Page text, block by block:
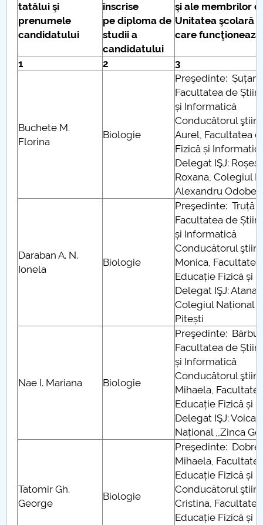
tatălui şi
prenumele
candidatului
înscrise
pe diploma de
studii a
candidatului
şi ale membrilor
Unitatea şcolară
care
1 2 3
Buchete M.
Florina
Biologie
Preşedinte: Șuțan
Facultatea de
și Informatică
Conducătorul
Aurel, Facultatea
Fizică și
Delegat IŞJ:
Roxana, Colegiul
Alexandru
Daraban A. N.
Ionela
Biologie
Preşedinte: Truță
Facultatea de
și Informatică
Conducătorul
Monica,
Educație Fizică și
Delegat IŞJ:
Colegiul Național
Pitești
Nae I. Mariana Biologie
Preşedinte:
Facultatea de
și Informatică
Conducătorul
Mihaela,
Educație Fizică și
Delegat IŞJ: Voica
Național ,,Zinca
Tatomir Gh.
George
Biologie
Preşedinte:
Mihaela,
Educație Fizică și
Conducătorul
Cristina,
Educație Fizică și